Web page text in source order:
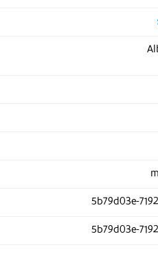
5b79d03e-
5b79d03e-